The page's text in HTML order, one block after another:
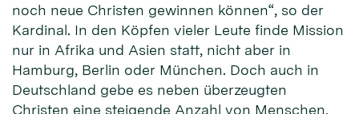
noch neue Christen gewinnen können“, so der
Kardinal. In den Köpfen vieler Leute finde Mission
nur in Afrika und Asien statt, nicht aber in
Hamburg, Berlin oder München. Doch auch in
Deutschland gebe es neben überzeugten
Christen eine steigende Anzahl von Menschen,